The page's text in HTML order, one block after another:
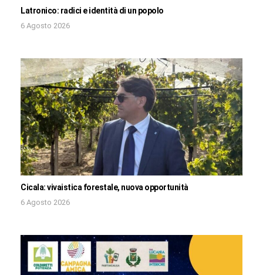
Latronico: radici e identità di un popolo
6 Agosto 2026
Cicala: vivaistica forestale, nuova opportunità
6 Agosto 2026